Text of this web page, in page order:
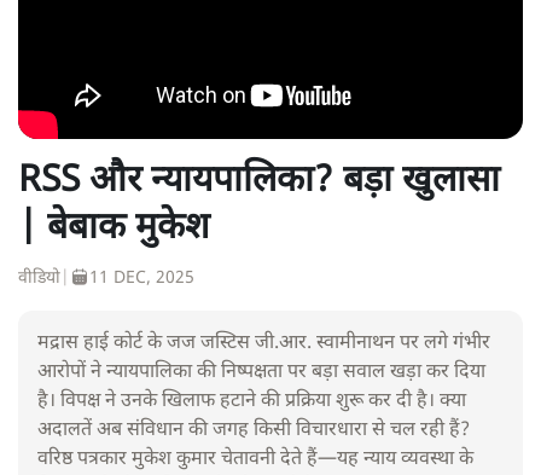
RSS और न्यायपालिका? बड़ा खुलासा
| बेबाक मुकेश
वीडियो 11 DEC, 2025
मद्रास हाई कोर्ट के जज जस्टिस जी.आर. स्वामीनाथन पर लगे गंभीर
आरोपों ने न्यायपालिका की निष्पक्षता पर बड़ा सवाल खड़ा कर दिया
है। विपक्ष ने उनके खिलाफ हटाने की प्रक्रिया शुरू कर दी है। क्या
अदालतें अब संविधान की जगह किसी विचारधारा से चल रही हैं?
वरिष्ठ पत्रकार मुकेश कुमार चेतावनी देते हैं—यह न्याय व्यवस्था के